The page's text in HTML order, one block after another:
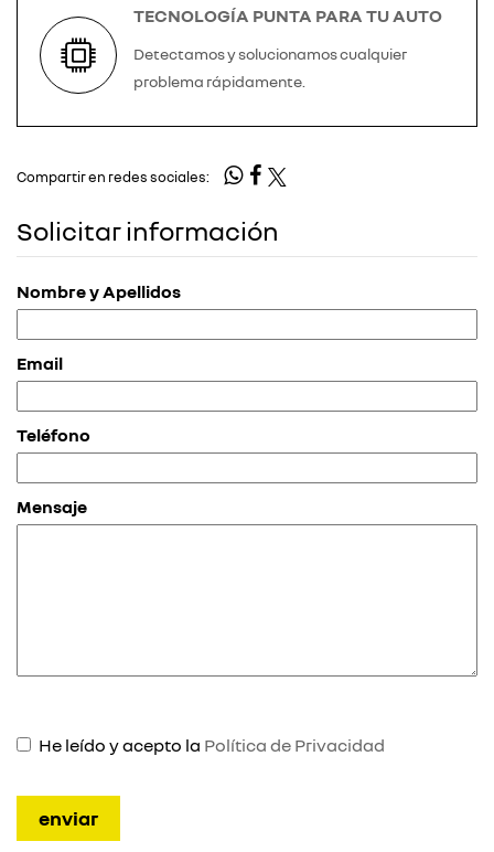
TECNOLOGÍA PUNTA PARA TU AUTO
Detectamos y solucionamos cualquier
problema rápidamente.
Compartir en redes sociales:
Solicitar información
Nombre y Apellidos
Email
Teléfono
Mensaje
He leído y acepto la Política de Privacidad